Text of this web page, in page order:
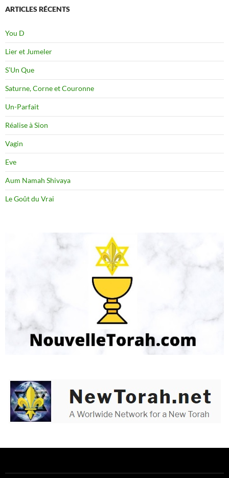
ARTICLES RÉCENTS
You D
Lier et Jumeler
S’Un Que
Saturne, Corne et Couronne
Un-Parfait
Réalise à Sion
Vagin
Eve
Aum Namah Shivaya
Le Goût du Vrai